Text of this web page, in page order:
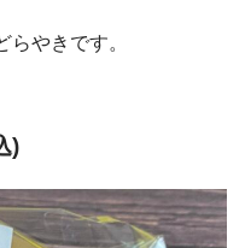
やきです。
)